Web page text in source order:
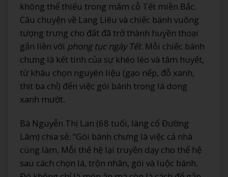
không thể thiếu trong mâm cỗ Tết miền Bắc.
Câu chuyện về Lang Liêu và chiếc bánh vuông
tượng trưng cho đất đã trở thành huyền thoại
gắn liền với phong tục ngày Tết. Mỗi chiếc bánh
chưng là kết tinh của sự khéo léo và tâm huyết,
từ khâu chọn nguyên liệu (gạo nếp, đỗ xanh,
thịt ba chỉ) đến việc gói bánh trong lá dong
xanh mướt.
Bà Nguyễn Thị Lan (68 tuổi, làng cổ Đường
Lâm) chia sẻ: “Gói bánh chưng là việc cả nhà
cùng làm. Mỗi thế hệ lại truyền dạy cho thế hệ
sau cách chọn lá, trộn nhân, gói và luộc bánh.